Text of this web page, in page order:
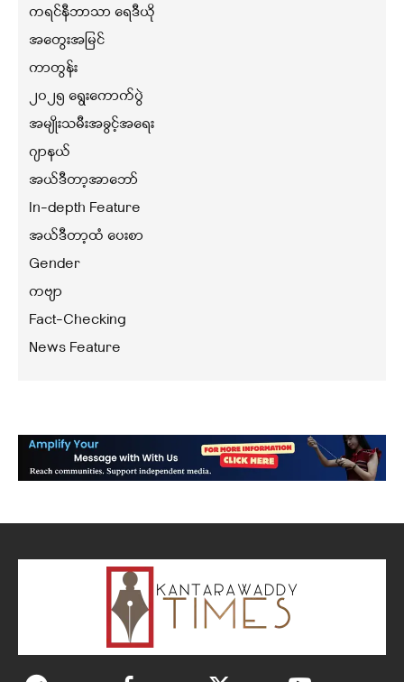
ကရင်နီဘာသာ ရေဒီယို
အတွေးအမြင်
ကာတွန်း
၂၀၂၅ ရွေးကောက်ပွဲ
အမျိုးသမီးအခွင့်အရေး
ဂျာနယ်
အယ်ဒီတာ့အာဘော်
In-depth Feature
အယ်ဒီတာ့ထံ ပေးစာ
Gender
ကဗျာ
Fact-Checking
News Feature